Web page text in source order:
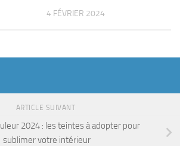
4 FÉVRIER 2024
ARTICLE SUIVANT
2024 : les teintes à adopter pour
sublimer votre intérieur